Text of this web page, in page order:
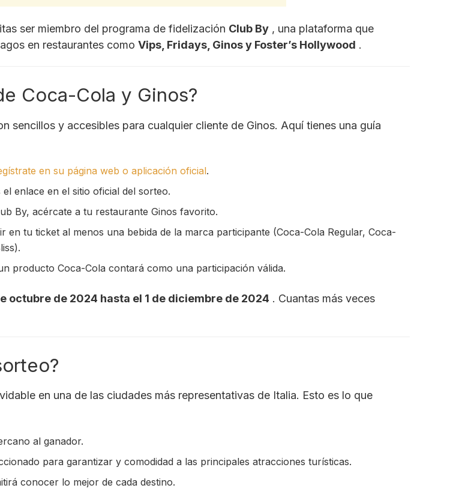
ser miembro del programa de fidelización Club By , una plataforma que
en restaurantes como Vips, Fridays, Ginos y Foster’s Hollywood .
Coca-Cola y Ginos?
sencillos y accesibles para cualquier cliente de Ginos. Aquí tienes una guía
en su página web o aplicación oficial.
enlace en el sitio oficial del sorteo.
By, acércate a tu restaurante Ginos favorito.
en tu ticket al menos una bebida de la marca participante (Coca-Cola Regular, Coca-
producto Coca-Cola contará como una participación válida.
octubre de 2024 hasta el 1 de diciembre de 2024 . Cuantas más veces
en una de las ciudades más representativas de Italia. Esto es lo que
al ganador.
para garantizar y comodidad a las principales atracciones turísticas.
conocer lo mejor de cada destino.